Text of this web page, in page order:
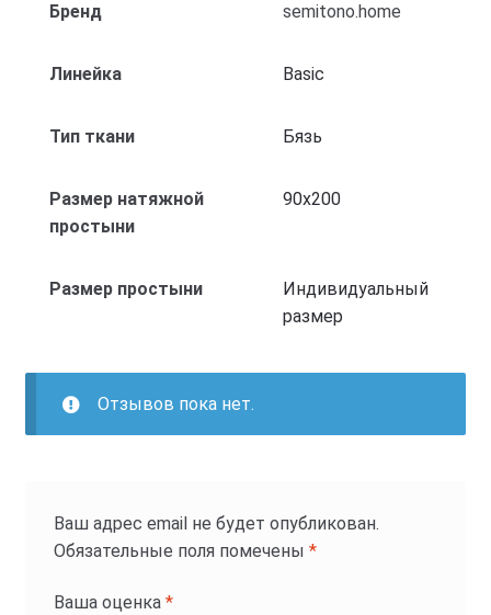
Бренд semitono.home
Линейка Basic
Тип ткани Бязь
Размер натяжной
простыни
90х200
Размер простыни
Индивидуальный
размер
Отзывов пока нет.
Ваш адрес email не будет опубликован.
Обязательные поля помечены *
Ваша оценка *